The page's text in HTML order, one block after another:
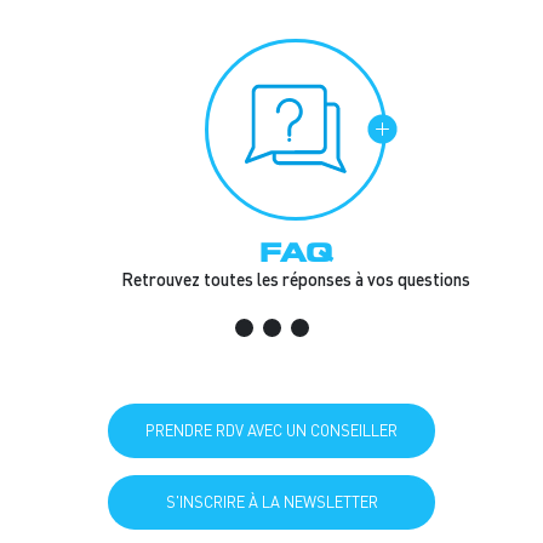
FAQ
Retrouvez toutes les réponses à vos questions
PRENDRE RDV AVEC UN CONSEILLER
S'INSCRIRE À LA NEWSLETTER